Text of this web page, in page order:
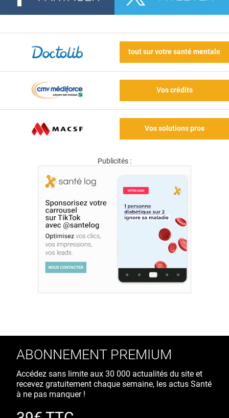
tout sur votre santé mentale
Vos crédits
Vos solutions pros
Publicités :
ABONNEMENT PREMIUM
Accédez sans limite aux 30 000 actualités du site et
recevez gratuitement chaque semaine, les actus Santé
à ne pas manquer !